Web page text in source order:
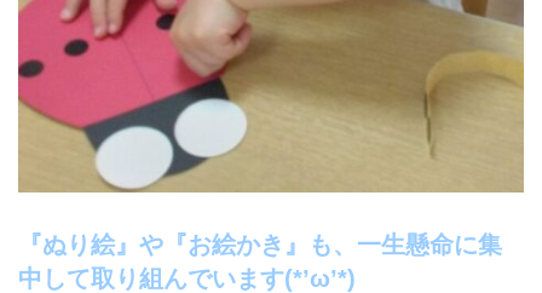
『ぬり絵』や『お絵かき』も、一生懸命に集
中して取り組んでいます(*’ω’*)